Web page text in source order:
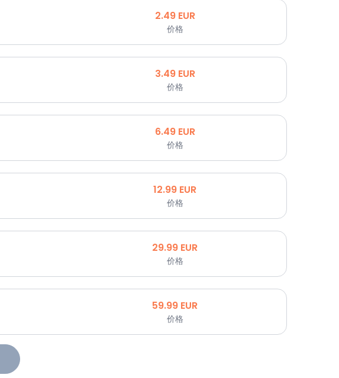
2.49 EUR
价格
3.49 EUR
价格
6.49 EUR
价格
12.99 EUR
价格
29.99 EUR
价格
59.99 EUR
价格